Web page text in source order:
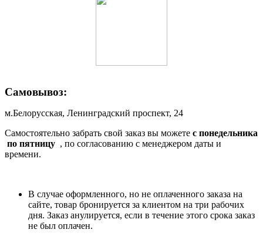
Самовывоз:
м.Белорусская, Ленинградский проспект, 24
Самостоятельно забрать свой заказ вы можете c понедельника
по пятницу , по согласованию с менеджером даты и
времени.
В случае оформленного, но не оплаченного заказа на
сайте, товар бронируется за клиентом на три рабочих
дня. Заказ анулируется, если в течение этого срока заказ
не был оплачен.